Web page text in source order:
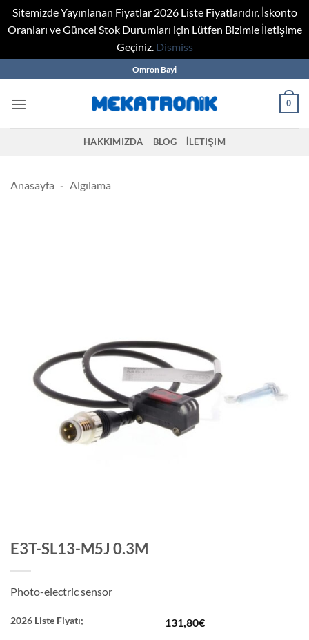
Sitemizde Yayınlanan Fiyatlar 2026 Liste Fiyatlarıdır. İskonto
Oranları ve Güncel Stok Durumları için Lütfen Bizimle İletişime
Geçiniz. Dismiss
to
content
Omron Bayi
0
HAKKIMIZDA BLOG İLETIŞIM
Anasayfa - Algılama
E3T-SL13-M5J 0.3M
Photo-electric sensor
2026 Liste Fiyatı; 131,80€